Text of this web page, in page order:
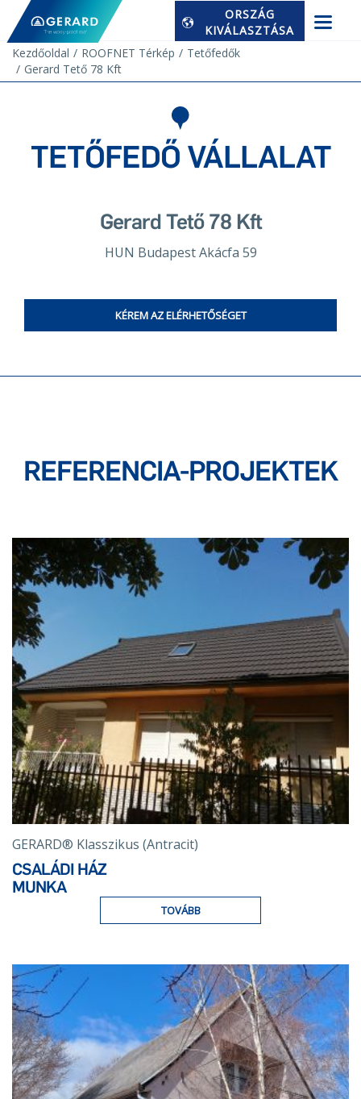
ORSZÁG
KIVÁLASZTÁSA
Kezdőoldal
ROOFNET Térkép
Tetőfedők
Gerard Tető 78 Kft
TETŐFEDŐ VÁLLALAT
Gerard Tető 78 Kft
HUN Budapest Akácfa 59
KÉREM AZ ELÉRHETŐSÉGET
REFERENCIA-PROJEKTEK
GERARD® Klasszikus (Antracit)
CSALÁDI HÁZ
MUNKA
TOVÁBB